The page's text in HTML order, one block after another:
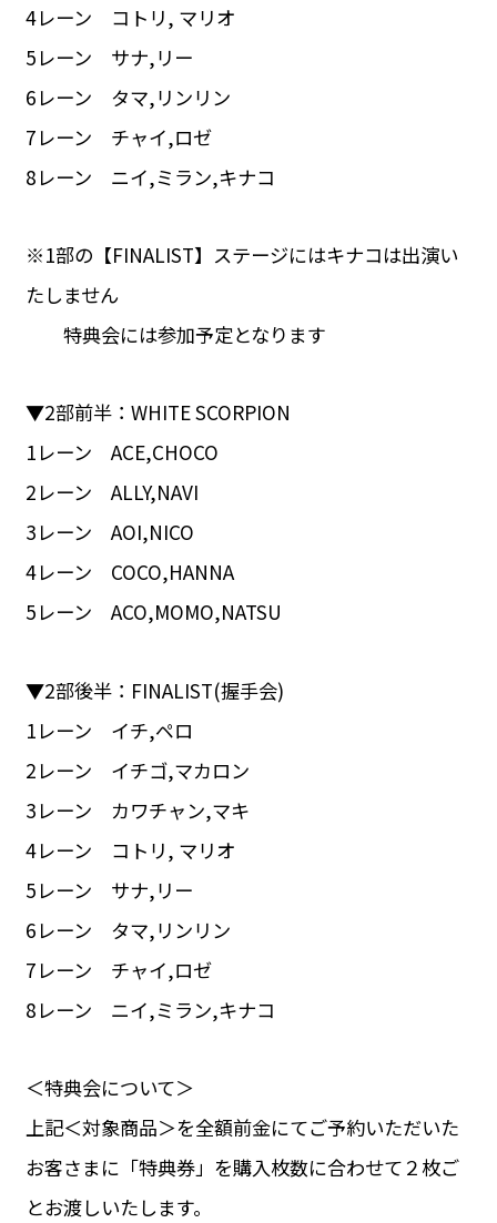
4レーン コトリ, マリオ
5レーン サナ,リー
6レーン タマ,リンリン
7レーン チャイ,ロゼ
8レーン ニイ,ミラン,キナコ
※1部の【FINALIST】ステージにはキナコは出演い
たしません
特典会には参加予定となります
▼2部前半：WHITE SCORPION
1レーン ACE,CHOCO
2レーン ALLY,NAVI
3レーン AOI,NICO
4レーン COCO,HANNA
5レーン ACO,MOMO,NATSU
▼2部後半：FINALIST(握手会)
1レーン イチ,ペロ
2レーン イチゴ,マカロン
3レーン カワチャン,マキ
4レーン コトリ, マリオ
5レーン サナ,リー
6レーン タマ,リンリン
7レーン チャイ,ロゼ
8レーン ニイ,ミラン,キナコ
＜特典会について＞
上記＜対象商品＞を全額前金にてご予約いただいた
お客さまに「特典券」を購入枚数に合わせて２枚ご
とお渡しいたします。